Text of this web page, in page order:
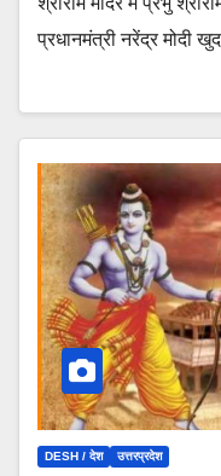
प्रधानमंत्री नरेंद्र मोदी
DESH / देश उत्तरप्रदेश